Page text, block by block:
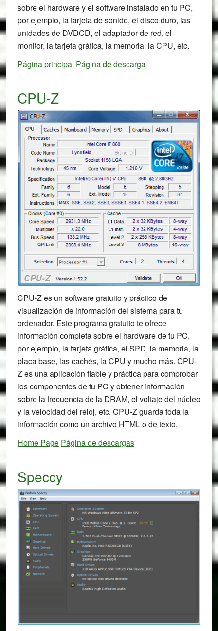
sobre el hardware y el software instalado en tu PC,
por ejemplo, la tarjeta de sonido, el disco duro, las
unidades de DVDCD, el adaptador de red, el
monitor, la tarjeta gráfica, la memoria, la CPU, etc.
Página principal Página de descarga
CPU-Z
CPU-Z es un software gratuito y práctico de
visualización de información del sistema para tu
ordenador. Este programa gratuito te ofrece
información completa sobre el hardware de tu PC,
por ejemplo, la tarjeta gráfica, el SPD, la memoria, la
placa base, las cachés, la CPU y mucho más. CPU-
Z es una aplicación fiable y práctica para comprobar
los componentes de tu PC y obtener información
sobre la frecuencia de la DRAM, el voltaje del núcleo
y la velocidad del reloj, etc. CPU-Z guarda toda la
información como un archivo HTML o de texto.
Home Page Página de descargas
Speccy